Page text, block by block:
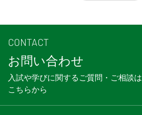
CONTACT
お問い合わせ
入試や学びに関するご質問・ご相談は
こちらから